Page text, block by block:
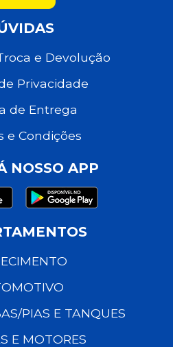
e Devolução
Privacidade
de Entrega
e Condições
NOSSO APP
PIAS E TANQUES
E MOTORES